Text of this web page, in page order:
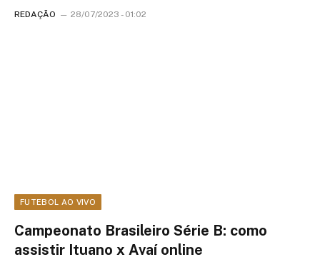
REDAÇÃO 28/07/2023 - 01:02
FUTEBOL AO VIVO
Campeonato Brasileiro Série B: como
assistir Ituano x Avaí online